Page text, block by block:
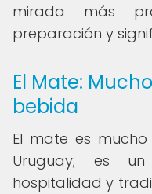
mirada más
preparación y
El Mate:
bebida
El mate es
Uruguay; es
hospitalidad y